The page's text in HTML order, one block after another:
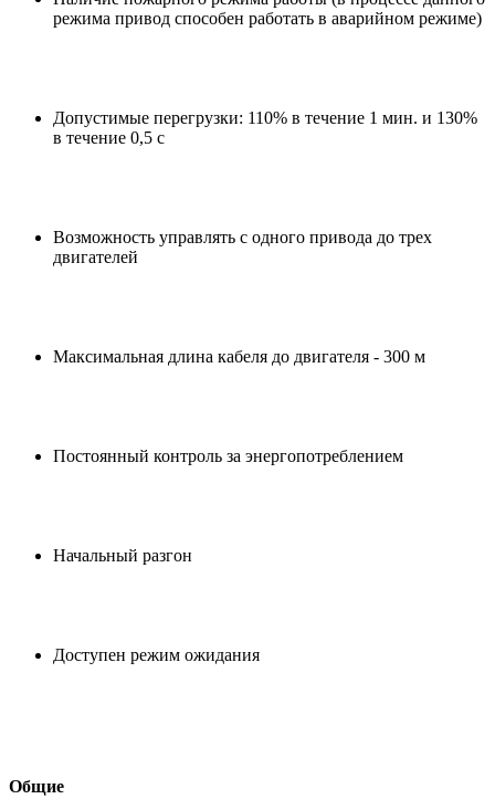
режима привод способен работать в аварийном режиме)
Допустимые перегрузки: 110% в течение 1 мин. и 130%
в течение 0,5 с
Возможность управлять с одного привода до трех
двигателей
Максимальная длина кабеля до двигателя - 300 м
Постоянный контроль за энергопотреблением
Начальный разгон
Доступен режим ожидания
Общие